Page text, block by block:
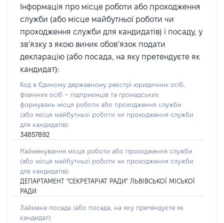
Інформація про місце роботи або проходження
служби (або місце майбутньої роботи чи
проходження служби для кандидатів) і посаду, у
зв’язку з якою виник обов’язок подати
декларацію (або посада, на яку претендуєте як
кандидат):
Код в Єдиному державному реєстрі юридичних осіб,
фізичних осіб – підприємців та громадських
формувань місця роботи або проходження служби
(або місця майбутньої роботи чи проходження служби
для кандидатів):
34857892
Найменування місця роботи або проходження служби
(або місця майбутньої роботи чи проходження служби
для кандидатів):
ДЕПАРТАМЕНТ "СЕКРЕТАРІАТ РАДИ" ЛЬВІВСЬКОЇ МІСЬКОЇ
РАДИ
Займана посада (або посада, на яку претендуєте як
кандидат):